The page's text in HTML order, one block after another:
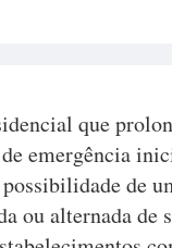
que
emergência
de
ou alternada de